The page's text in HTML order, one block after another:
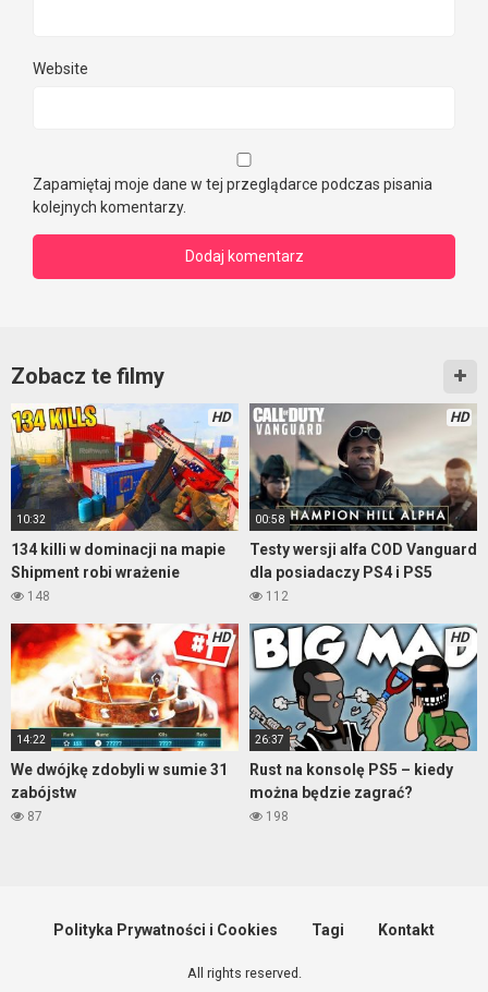
Website
Zapamiętaj moje dane w tej przeglądarce podczas pisania
kolejnych komentarzy.
Zobacz te filmy
HD
10:32
134 killi w dominacji na mapie
Shipment robi wrażenie
148
HD
00:58
Testy wersji alfa COD Vanguard
dla posiadaczy PS4 i PS5
112
HD
14:22
We dwójkę zdobyli w sumie 31
zabójstw
87
HD
26:37
Rust na konsolę PS5 – kiedy
można będzie zagrać?
198
Polityka Prywatności i Cookies Tagi Kontakt
All rights reserved.